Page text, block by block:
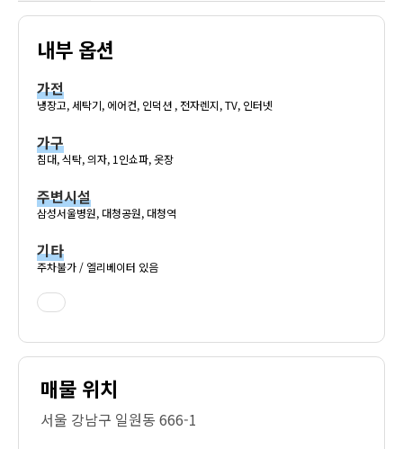
내부 옵션
가전
냉장고, 세탁기, 에어컨, 인덕션 , 전자렌지, TV, 인터넷
가구
침대, 식탁, 의자, 1인쇼파, 옷장
주변시설
삼성서울병원, 대청공원, 대청역
기타
주차불가 / 엘리베이터 있음
매물 위치
서울 강남구 일원동 666-1